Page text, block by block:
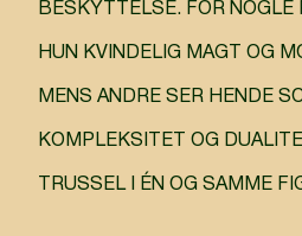
BESKYTTELSE. FOR
HUN KVINDELIG MAGT OG
MENS ANDRE SER HENDE
KOMPLEKSITET OG
TRUSSEL I ÉN OG SAMME